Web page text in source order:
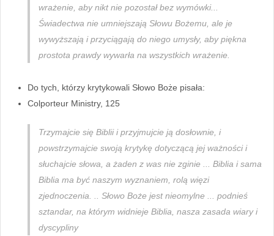
wrażenie, aby nikt nie pozostał bez wymówki...
Świadectwa nie umniejszają Słowu Bożemu, ale je
wywyższają i przyciągają do niego umysły, aby piękna
prostota prawdy wywarła na wszystkich wrażenie.
Do tych, którzy krytykowali Słowo Boże pisała:
Colporteur Ministry, 125
Trzymajcie się Biblii i przyjmujcie ją dosłownie, i
powstrzymajcie swoją krytykę dotyczącą jej ważności i
słuchajcie słowa, a żaden z was nie zginie ... Biblia i sama
Biblia ma być naszym wyznaniem, rolą więzi
zjednoczenia. .. Słowo Boże jest nieomylne ... podnieś
sztandar, na którym widnieje Biblia, nasza zasada wiary i
dyscypliny